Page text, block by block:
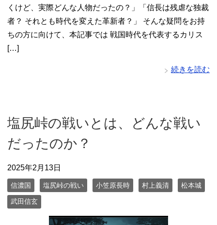
くけど、実際どんな人物だったの？」「信長は残虐な独裁
者？ それとも時代を変えた革新者？」 そんな疑問をお持
ちの方に向けて、本記事では 戦国時代を代表するカリス
[…]
続きを読む
塩尻峠の戦いとは、どんな戦い
だったのか？
2025年2月13日
信濃国 塩尻峠の戦い 小笠原長時 村上義清 松本城
武田信玄